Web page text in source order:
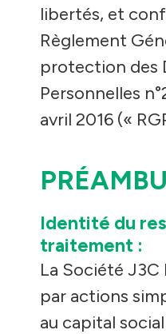
libertés, et
Règlement
protection des
Personnelles
avril 2016 («
Identité du
traitement :
La Société
par actions
au capital